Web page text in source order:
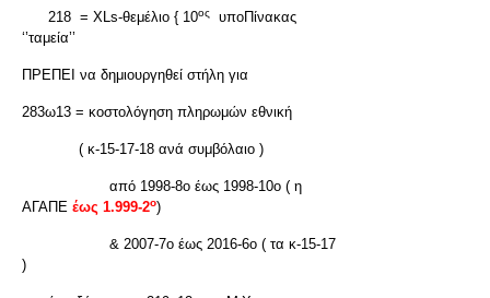
218 = XLs-θεμέλιο { 10ος
υποΠίνακας
‘’ταμεία’’
ΠΡΕΠΕΙ να δημιουργηθεί στήλη για
283ω13 = κοστολόγηση πληρωμών εθνική
( κ-15-17-18 ανά συμβόλαιο )
από 1998-8ο έως 1998-10ο ( η
ΑΓΑΠΕ έως 1.999-2ο)
& 2007-7ο έως 2016-6ο ( τα κ-15-17
)